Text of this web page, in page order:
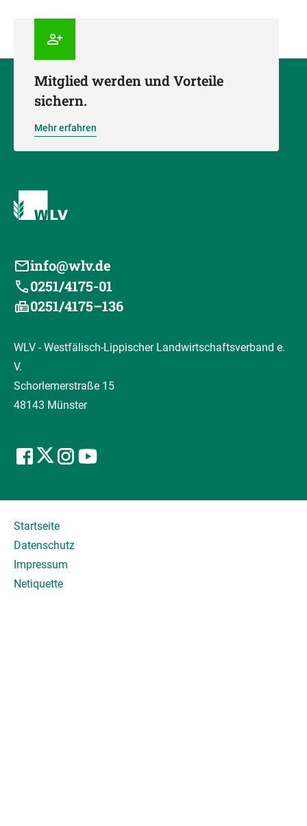
Mitglied werden und Vorteile
sichern.
Mehr erfahren
info@wlv.de
0251/4175-01
0251/4175–136
WLV - Westfälisch-Lippischer Landwirtschaftsverband e.
V.
Schorlemerstraße 15
48143 Münster
Startseite
Datenschutz
Impressum
Netiquette